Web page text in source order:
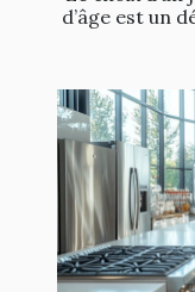
d’âge est un